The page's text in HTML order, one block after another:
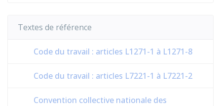
Textes de référence
Code du travail : articles L1271-1 à L1271-8
Code du travail : articles L7221-1 à L7221-2
Convention collective nationale des